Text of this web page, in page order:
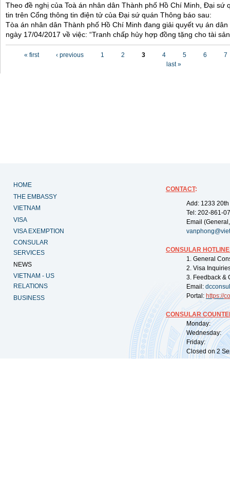
Theo đề nghị của Toà án nhân dân Thành phố Hồ Chí Minh, Đại sứ
tin trên Cổng thông tin điện tử của Đại sứ quán Thông báo sau:
Tòa án nhân dân Thành phố Hồ Chí Minh đang giải quyết vụ án
ngày 17/04/2017 về việc: “Tranh chấp hủy hợp đồng tặng cho tài
« first ‹ previous 1 2 3 4 5 6
7
last »
HOME
THE EMBASSY
VIETNAM
VISA
VISA EXEMPTION
CONSULAR
SERVICES
NEWS
VIETNAM - US
RELATIONS
BUSINESS
CONTACT:
Add: 1233
Tel: 202-861-
Email
CONSULAR
1. General
2. Visa
3. Feedback &
Email:
Portal: https://
CONSULAR
Monday:
Wednesday:
Friday:
Closed on 2